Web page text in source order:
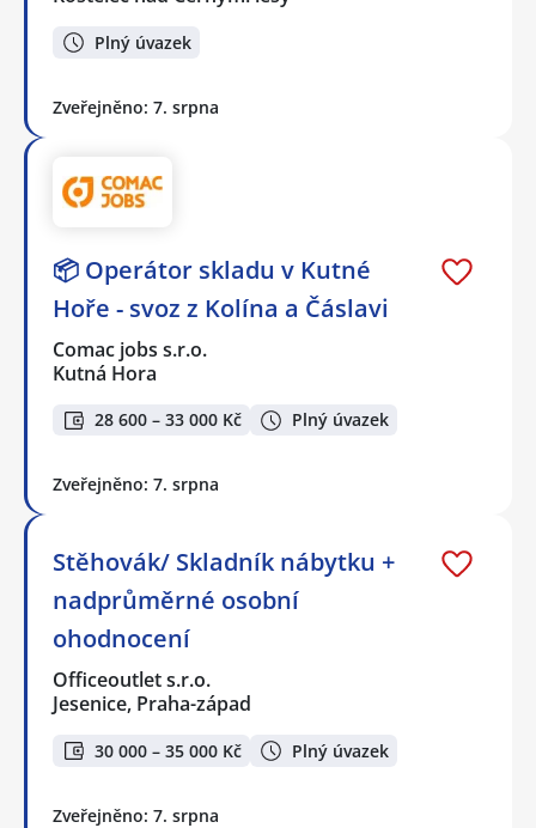
Plný úvazek
Zveřejněno: 7. srpna
📦 Operátor skladu v Kutné
Hoře - svoz z Kolína a Čáslavi
Comac jobs s.r.o.
Kutná Hora
28 600 – 33 000 Kč Plný úvazek
Zveřejněno: 7. srpna
Stěhovák/ Skladník nábytku +
nadprůměrné osobní
ohodnocení
Officeoutlet s.r.o.
Jesenice, Praha-západ
30 000 – 35 000 Kč Plný úvazek
Zveřejněno: 7. srpna